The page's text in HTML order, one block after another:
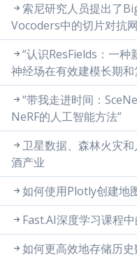
索尼研究人员提出了
Vocoders中的切片对抗
“认识ResFields：一
神经场在有效建模长期和
“带我走进时间：
NeRF的人工智能方法”
卫星数据、森林火灾
酒产业
如何使用Plotly创建地
Fast.AI深度学习课程
如何更高效地存储历